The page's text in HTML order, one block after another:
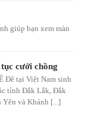
giúp bạn xem màn
cưới chồng
Đê tại Việt Nam sinh
tỉnh Đắk Lắk, Đắk
Yên và Khánh [...]